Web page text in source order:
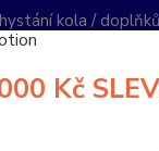
kola /
Kč